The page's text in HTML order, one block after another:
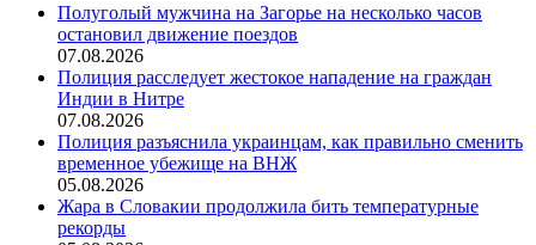
Полуголый мужчина на Загорье на несколько часов
остановил движение поездов
07.08.2026
Полиция расследует жестокое нападение на граждан
Индии в Нитре
07.08.2026
Полиция разъяснила украинцам, как правильно сменить
временное убежище на ВНЖ
05.08.2026
Жара в Словакии продолжила бить температурные
рекорды